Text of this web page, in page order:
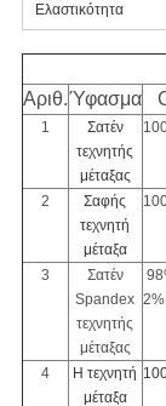
Ελαστικότητα
Αριθ.Ύφασμα
1
Σατέν
τεχνητής
μέταξας
2
Σαφής
τεχνητή
μέταξα
3
Σατέν
Spandex
τεχνητής
μέταξας
4
Η τεχνητή
μέταξα